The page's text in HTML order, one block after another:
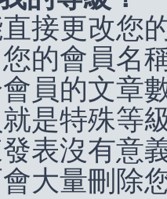
接更改您
的會員名
員的文章
是特殊等
表沒有意
大量刪除